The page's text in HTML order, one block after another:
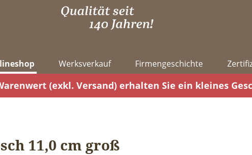
Werksverkauf Firmengeschichte
(exkl. Versand) erhalten Sie ein kleines
11,0 cm groß